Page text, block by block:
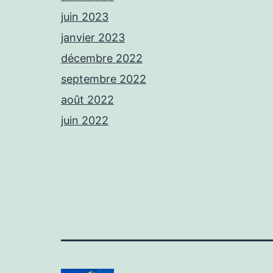
juin 2023
janvier 2023
décembre 2022
septembre 2022
août 2022
juin 2022